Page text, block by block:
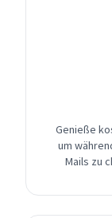
Genieße
um
Mails zu